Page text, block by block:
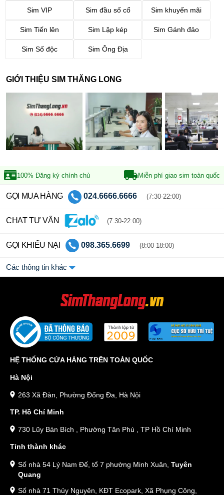
Sim VIP Sim đầu số cổ Sim khuyến mãi
Sim Tiến lên Sim Lặp kép Sim Gánh đảo
Sim Số độc Sim Ông Địa
GIỚI THIỆU SIM THĂNG LONG
100% Đăng ký chính chủ Miễn phí giao sim toàn quốc
GỌI MUA HÀNG 024.6666.6666 (7:30-22:00)
CHAT TƯ VẤN (7:30-22:00)
GỌI KHIẾU NẠI 098.365.6699 (8:00-18:00)
Các thông tin khác
HỆ THỐNG CỬA HÀNG TRÊN TOÀN QUỐC
Hà Nội
263 Xã Đàn, Phường Đống Đa, Hà Nội
TP. Hồ Chí Minh
730 Lũy Bán Bích , Phường Tân Phú , TP Hồ Chí Minh
Tỉnh thành khác
Số nhà 54 Lý Nam Đế, tổ 7 phường Minh Xuân, Tuyên
Quang
Số nhà 71 Thủy Nguyên, KĐT Ecopark, Xã Phụng Công,